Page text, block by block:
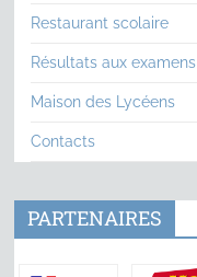
Restaurant scolaire
Résultats aux examens
Maison des Lycéens
Contacts
PARTENAIRES